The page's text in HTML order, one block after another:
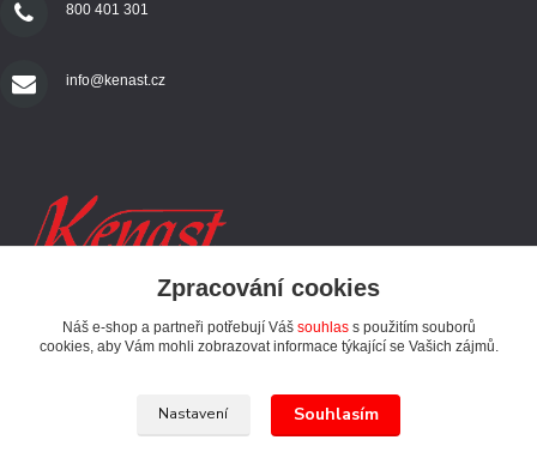
800 401 301
info@kenast.cz
SLEDUJTE NÁS
Zpracování cookies
Náš e-shop a partneři potřebují Váš souhlass použitím souborů
cookies, aby Vám mohli zobrazovat informace týkající se Vašich zájmů.
Nastavení Souhlasím